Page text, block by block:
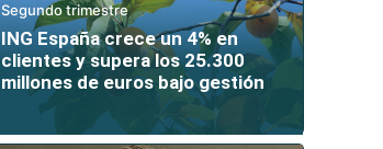
Segundo trimestre
ING España crece un 4% en
clientes y supera los 25.300
millones de euros bajo gestión